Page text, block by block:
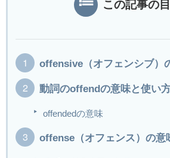
この記事の
offensive（オフェンシブ）
動詞のoffendの意味と使い
offendedの意味
offense（オフェンス）の意